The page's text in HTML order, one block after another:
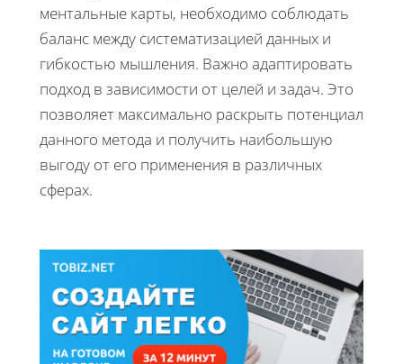
ментальные карты, необходимо соблюдать
баланс между систематизацией данных и
гибкостью мышления. Важно адаптировать
подход в зависимости от целей и задач. Это
позволяет максимально раскрыть потенциал
данного метода и получить наибольшую
выгоду от его применения в различных
сферах.